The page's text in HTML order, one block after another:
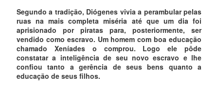
Segundo a tradição, Diógenes vivia a perambular pelas
ruas na mais completa miséria até que um dia foi
aprisionado por piratas para, posteriormente, ser
vendido como escravo. Um homem com boa educação
chamado Xeníades o comprou. Logo ele pôde
constatar a inteligência de seu novo escravo e lhe
confiou tanto a gerência de seus bens quanto a
educação de seus filhos.